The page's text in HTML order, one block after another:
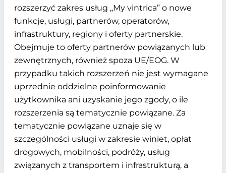
rozszerzyć zakres usług „My vintrica” o nowe
funkcje, usługi, partnerów, operatorów,
infrastruktury, regiony i oferty partnerskie.
Obejmuje to oferty partnerów powiązanych lub
zewnętrznych, również spoza UE/EOG. W
przypadku takich rozszerzeń nie jest wymagane
uprzednie oddzielne poinformowanie
użytkownika ani uzyskanie jego zgody, o ile
rozszerzenia są tematycznie powiązane. Za
tematycznie powiązane uznaje się w
szczególności usługi w zakresie winiet, opłat
drogowych, mobilności, podróży, usług
związanych z transportem i infrastrukturą, a